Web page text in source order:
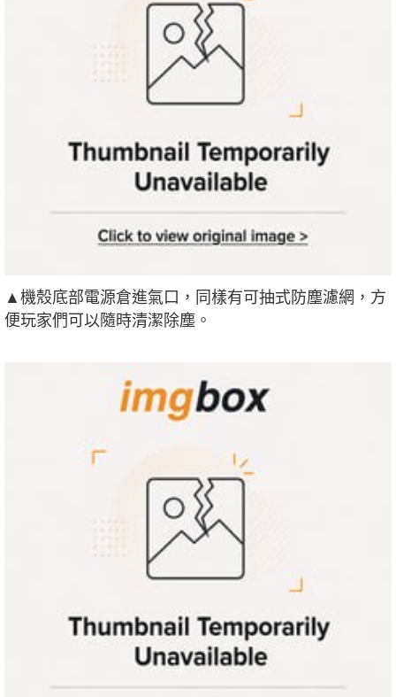
▲機殼底部電源倉進氣口，同樣有可抽式防塵濾網，方
便玩家們可以隨時清潔除塵。